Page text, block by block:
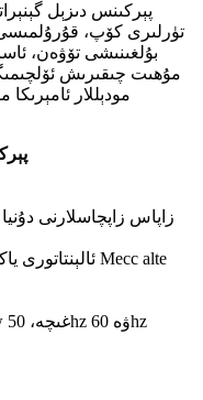
پېركىنس دىزېل
تۈرلىرى كۆپ،
بۇلغىنىشى تۆۋەن،
مودېللار
6. قۇۋۋەت دائىرىسى 15kw دىن 1800kw غىچە، 50hz ۋە 60hz